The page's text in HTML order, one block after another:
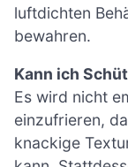
luftdichten
bewahren.
Kann ich
Es wird nicht
einzufrieren,
knackige